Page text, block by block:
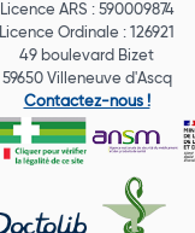
Licence ARS : 590009874
Licence Ordinale : 126921
49 boulevard Bizet
59650 Villeneuve d'Ascq
Contactez-nous !